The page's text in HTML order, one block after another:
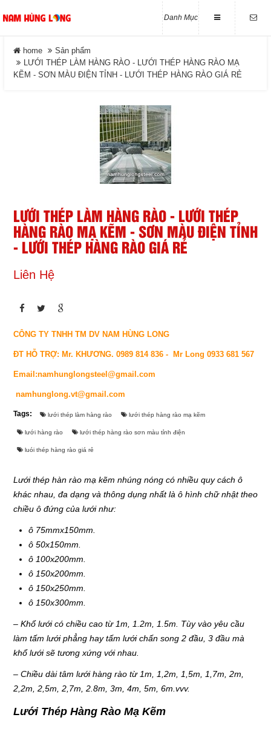
Danh Mục
home
Sản phẩm
LƯỚI THÉP LÀM HÀNG RÀO - LƯỚI THÉP HÀNG RÀO MẠ
KẼM - SƠN MÀU ĐIỆN TỈNH - LƯỚI THÉP HÀNG RÀO GIÁ RẺ
LƯỚI THÉP LÀM HÀNG RÀO - LƯỚI THÉP
HÀNG RÀO MẠ KẼM - SƠN MÀU ĐIỆN TỈNH
- LƯỚI THÉP HÀNG RÀO GIÁ RẺ
Liên Hệ
CÔNG TY TNHH TM DV NAM HÙNG LONG
ĐT HỖ TRỢ: Mr. KHƯƠNG. 0989 814 836 - Mr Long 0933 681 567
Email:namhunglongsteel@gmail.com
namhunglong.vt@gmail.com
Tags: lưới thép làm hàng rào lưới thép hàng rào mạ kẽm
lưới hàng rào lưới thép hàng rào sơn màu tỉnh điện
luói thép hàng rào giá rẻ
Lưới thép hàn rào mạ kẽm nhúng nóng có nhiều quy cách ô
khác nhau, đa dạng và thông dụng nhất là ô hình chữ nhật theo
chiều ô đứng của lưới như:
ô 75mmx150mm.
ô 50x150mm.
ô 100x200mm.
ô 150x200mm.
ô 150x250mm.
ô 150x300mm.
– Khổ lưới có chiều cao từ 1m, 1.2m, 1.5m. Tùy vào yêu cầu
làm tấm lưới phẳng hay tấm lưới chấn song 2 đầu, 3 đầu mà
khổ lưới sẽ tương xứng với nhau.
– Chiều dài tâm lưới hàng rào từ 1m, 1,2m, 1,5m, 1,7m, 2m,
2,2m, 2,5m, 2,7m, 2.8m, 3m, 4m, 5m, 6m.vvv.
Lưới Thép Hàng Rào Mạ Kẽm
Giới Thiệu
Tuyển Dụng
Liên Hệ
Đóng
LET'S GET SOCIAL
Twitter
Google+
Youtube
HotLine
0989 814 836
Email
namhunglongsteel@gmail.com
Gọi cho chúng tôi
Địa chỉ
HCM
Điện thoại
0989 814 836 - 0933 681 567
ĐĂNG KÝ NHẬN MAIL
chúng tôi